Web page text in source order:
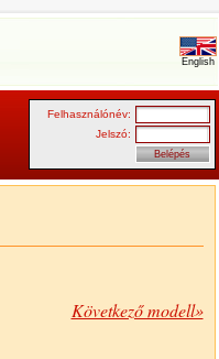
English
Felhasználónév:
Jelszó:
Következő modell»